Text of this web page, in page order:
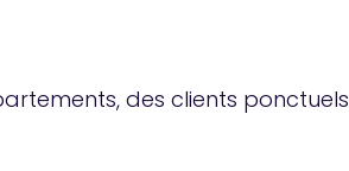
des clients ponctuels